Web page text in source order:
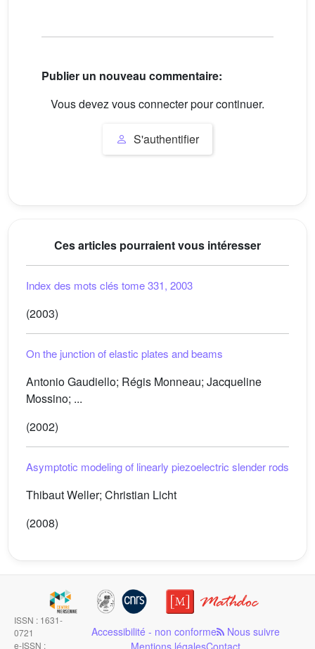
Publier un nouveau commentaire:
Vous devez vous connecter pour continuer.
S'authentifier
Ces articles pourraient vous intéresser
Index des mots clés tome 331, 2003
(2003)
On the junction of elastic plates and beams
Antonio Gaudiello; Régis Monneau; Jacqueline
Mossino; ...
(2002)
Asymptotic modeling of linearly piezoelectric slender rods
Thibaut Weller; Christian Licht
(2008)
ISSN : 1631-
0721
e-ISSN :
Accessibilité - non conforme Nous suivre
Mentions légalesContact